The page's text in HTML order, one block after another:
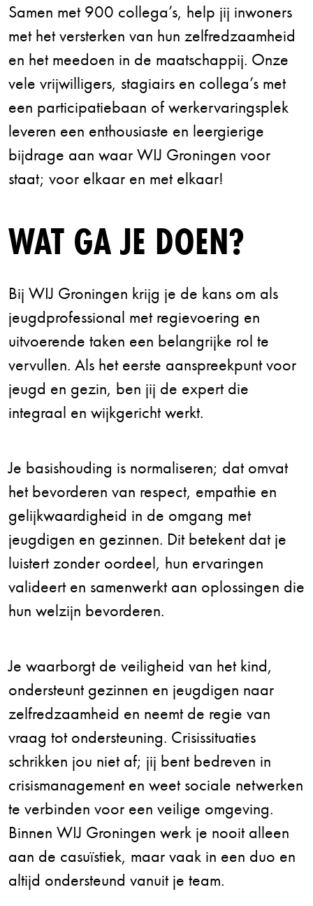
Samen met 900 collega’s, help jij inwoners
met het versterken van hun zelfredzaamheid
en het meedoen in de maatschappij. Onze
vele vrijwilligers, stagiairs en collega’s met
een participatiebaan of werkervaringsplek
leveren een enthousiaste en leergierige
bijdrage aan waar WIJ Groningen voor
staat; voor elkaar en met elkaar!
WAT GA JE DOEN?
Bij WIJ Groningen krijg je de kans om als
jeugdprofessional met regievoering en
uitvoerende taken een belangrijke rol te
vervullen. Als het eerste aanspreekpunt voor
jeugd en gezin, ben jij de expert die
integraal en wijkgericht werkt.
Je basishouding is normaliseren; dat omvat
het bevorderen van respect, empathie en
gelijkwaardigheid in de omgang met
jeugdigen en gezinnen. Dit betekent dat je
luistert zonder oordeel, hun ervaringen
valideert en samenwerkt aan oplossingen die
hun welzijn bevorderen.
Je waarborgt de veiligheid van het kind,
ondersteunt gezinnen en jeugdigen naar
zelfredzaamheid en neemt de regie van
vraag tot ondersteuning. Crisissituaties
schrikken jou niet af; jij bent bedreven in
crisismanagement en weet sociale netwerken
te verbinden voor een veilige omgeving.
Binnen WIJ Groningen werk je nooit alleen
aan de casuïstiek, maar vaak in een duo en
altijd ondersteund vanuit je team.